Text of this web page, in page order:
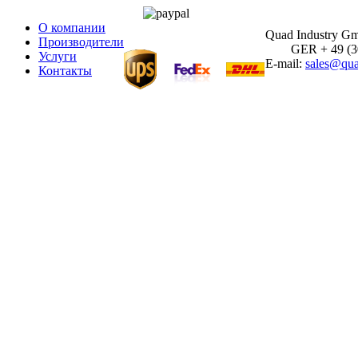
О компании
Производители
Услуги
Контакты
Quad Industry
GER + 49
E-mail: